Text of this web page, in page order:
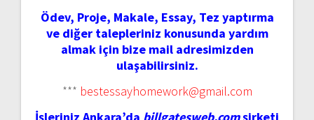
Ödev, Proje, Makale, Essay, Tez yaptırma
ve diğer talepleriniz konusunda yardım
almak için bize mail adresimizden
ulaşabilirsiniz.
*** bestessayhomework@gmail.com